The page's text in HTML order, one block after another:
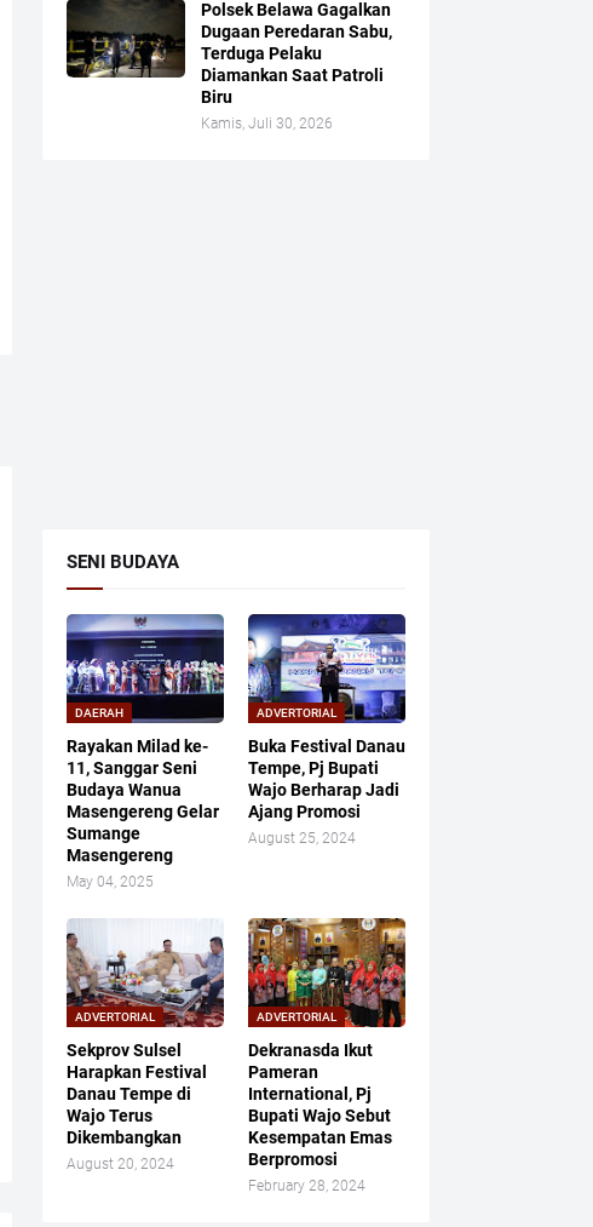
Polsek Belawa Gagalkan
Dugaan Peredaran Sabu,
Terduga Pelaku
Diamankan Saat Patroli
Biru
Kamis, Juli 30, 2026
SENI BUDAYA
DAERAH
Rayakan Milad ke-
11, Sanggar Seni
Budaya Wanua
Masengereng Gelar
Sumange
Masengereng
May 04, 2025
ADVERTORIAL
Buka Festival Danau
Tempe, Pj Bupati
Wajo Berharap Jadi
Ajang Promosi
August 25, 2024
ADVERTORIAL
Sekprov Sulsel
Harapkan Festival
Danau Tempe di
Wajo Terus
Dikembangkan
August 20, 2024
ADVERTORIAL
Dekranasda Ikut
Pameran
International, Pj
Bupati Wajo Sebut
Kesempatan Emas
Berpromosi
February 28, 2024